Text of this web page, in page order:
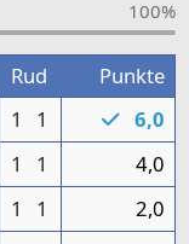
100%
Rud
Punkte
1 1
6,0
1 1
4,0
1 1
2,0